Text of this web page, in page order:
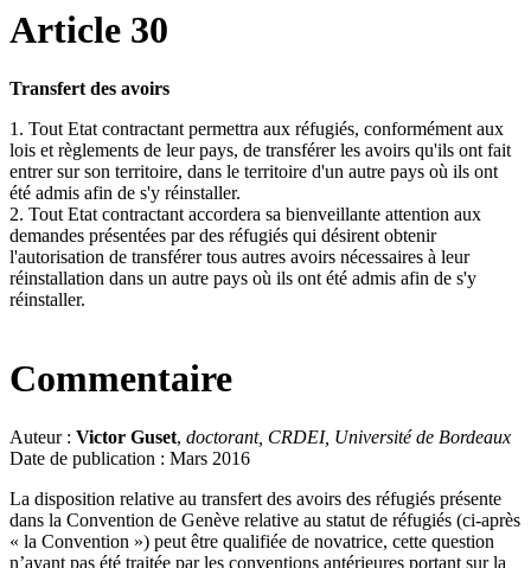
Article 30
Transfert des avoirs
1. Tout Etat contractant permettra aux réfugiés, conformément aux
lois et règlements de leur pays, de transférer les avoirs qu'ils ont fait
entrer sur son territoire, dans le territoire d'un autre pays où ils ont
été admis afin de s'y réinstaller.
2. Tout Etat contractant accordera sa bienveillante attention aux
demandes présentées par des réfugiés qui désirent obtenir
l'autorisation de transférer tous autres avoirs nécessaires à leur
réinstallation dans un autre pays où ils ont été admis afin de s'y
réinstaller.
Commentaire
Auteur : Victor Guset, doctorant, CRDEI, Université de Bordeaux
Date de publication : Mars 2016
La disposition relative au transfert des avoirs des réfugiés présente
dans la Convention de Genève relative au statut de réfugiés (ci-après
« la Convention ») peut être qualifiée de novatrice, cette question
n’ayant pas été traitée par les conventions antérieures portant sur la